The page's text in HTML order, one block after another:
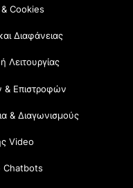
Cookies
Διαφάνειας
Λειτουργίας
Επιστροφών
& Διαγωνισμούς
Video
Chatbots